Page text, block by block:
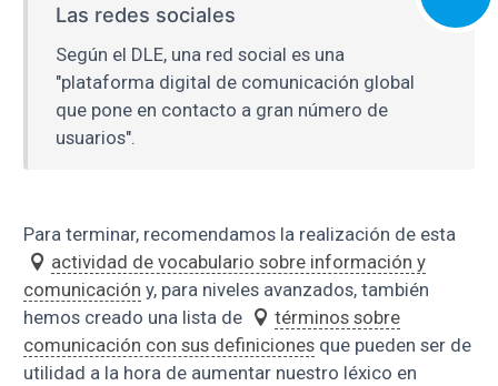
Las redes sociales
Según el DLE, una red social es una
"plataforma digital de comunicación global
que pone en contacto a gran número de
usuarios".
Para terminar, recomendamos la realización de esta
actividad de vocabulario sobre información y
comunicación y, para niveles avanzados, también
hemos creado una lista de
términos sobre
comunicación con sus definiciones que pueden ser de
utilidad a la hora de aumentar nuestro léxico en